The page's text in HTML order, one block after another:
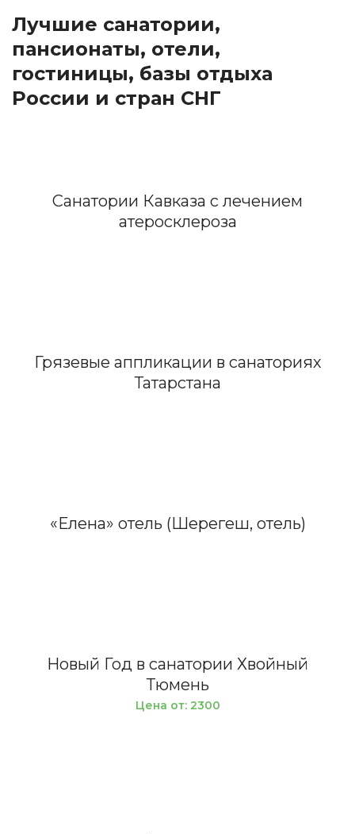
Лучшие санатории,
пансионаты, отели,
гостиницы, базы отдыха
России и стран СНГ
Санатории Кавказа с лечением
атеросклероза
Грязевые аппликации в санаториях
Татарстана
«Елена» отель (Шерегеш, отель)
Новый Год в санатории Хвойный
Тюмень
Цена от: 2300